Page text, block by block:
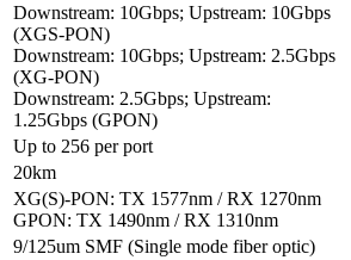
Downstream: 10Gbps; Upstream: 10Gbps
(XGS-PON)
Downstream: 10Gbps; Upstream: 2.5Gbps
(XG-PON)
Downstream: 2.5Gbps; Upstream:
1.25Gbps (GPON)
Up to 256 per port
20km
XG(S)-PON: TX 1577nm / RX 1270nm
GPON: TX 1490nm / RX 1310nm
9/125um SMF (Single mode fiber optic)